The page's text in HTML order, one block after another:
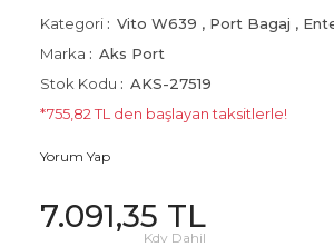
Kategori Vito W639 , Port Bagaj ,
Marka
Aks Port
Stok Kodu
AKS-27519
*755,82 TL den başlayan taksitlerle!
Yorum Yap
7.091,35 TL
Kdv Dahil